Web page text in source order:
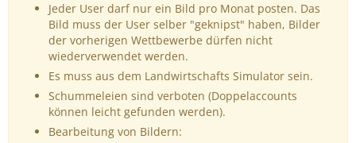
Jeder User darf nur ein Bild pro Monat posten. Das
Bild muss der User selber "geknipst" haben, Bilder
der vorherigen Wettbewerbe dürfen nicht
wiederverwendet werden.
Es muss aus dem Landwirtschafts Simulator sein.
Schummeleien sind verboten (Doppelaccounts
können leicht gefunden werden).
Bearbeitung von Bildern: